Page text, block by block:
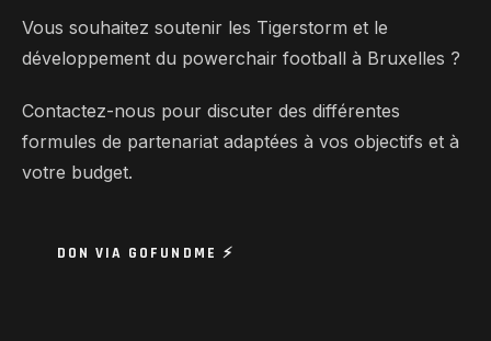
Vous souhaitez soutenir les Tigerstorm et le
développement du powerchair football à Bruxelles ?
Contactez-nous pour discuter des différentes
formules de partenariat adaptées à vos objectifs et à
votre budget.
DON VIA GOFUNDME ⚡